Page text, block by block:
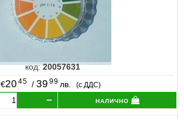
код:20057631
€20 45 / 39 99 лв. (с ДДС)
налично